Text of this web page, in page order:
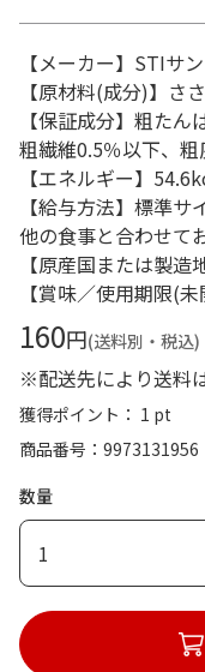
【メーカー】STIサ
【原材料(成分)】さ
【保証成分】粗たん
粗繊維0.5％以下、
【エネルギー】
【給与方法】標準
他の食事と合わせて
【原産国または製造
【賞味／使用期限(
160円(送料別・税込)
※配送先により送料
獲得ポイント： 1 pt
商品番号
9973131956
数量
1